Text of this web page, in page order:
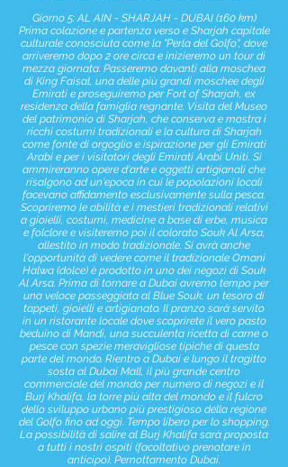
Giorno 5: AL AIN - SHARJAH - DUBAI (160 km)
Prima colazione e partenza verso e Sharjah capitale
culturale conosciuta come la "Perla del Golfo", dove
arriveremo dopo 2 ore circa e inizieremo un tour di
mezza giornata. Passeremo davanti alla moschea
di King Faisal, una delle più grandi moschee degli
Emirati e proseguiremo per Fort of Sharjah, ex
residenza della famiglia regnante. Visita del Museo
del patrimonio di Sharjah, che conserva e mostra i
ricchi costumi tradizionali e la cultura di Sharjah
come fonte di orgoglio e ispirazione per gli Emirati
Arabi e per i visitatori degli Emirati Arabi Uniti. Si
ammireranno opere d'arte e oggetti artigianali che
risalgono ad un'epoca in cui le popolazioni locali
facevano affidamento esclusivamente sulla pesca.
Scopriremo le abilità e i mestieri tradizionali relativi
a gioielli, costumi, medicine a base di erbe, musica
e folclore e visiteremo poi il colorato Souk Al Arsa,
allestito in modo tradizionale. Si avrà anche
l'opportunità di vedere come il tradizionale Omani
Halwa (dolce) è prodotto in uno dei negozi di Souk
Al Arsa. Prima di tornare a Dubai avremo tempo per
una veloce passeggiata al Blue Souk, un tesoro di
tappeti, gioielli e artigianato. Il pranzo sarà servito
in un ristorante locale dove scoprirete il vero pasto
beduino di Mandi, una succulenta ricetta di carne o
pesce con spezie meravigliose tipiche di questa
parte del mondo. Rientro a Dubai e lungo il tragitto
sosta al Dubai Mall, il più grande centro
commerciale del mondo per numero di negozi e il
Burj Khalifa, la torre più alta del mondo e il fulcro
dello sviluppo urbano più prestigioso della regione
del Golfo fino ad oggi. Tempo libero per lo shopping.
La possibilità di salire al Burj Khalifa sarà proposta
a tutti i nostri ospiti (facoltativo prenotare in
anticipo). Pernottamento Dubai.